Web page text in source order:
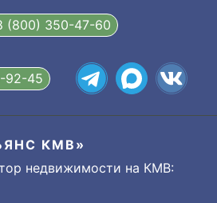
(800) 350-47-60
92-45
КМВ»
недвижимости на КМВ: